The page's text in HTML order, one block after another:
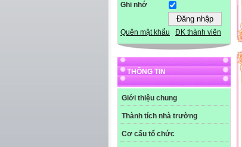
Ghi nhớ
Quên mật khẩu ĐK thành viên
THÔNG TIN
Giới thiệu chung
Thành tích nhà trường
Cơ cấu tổ chức